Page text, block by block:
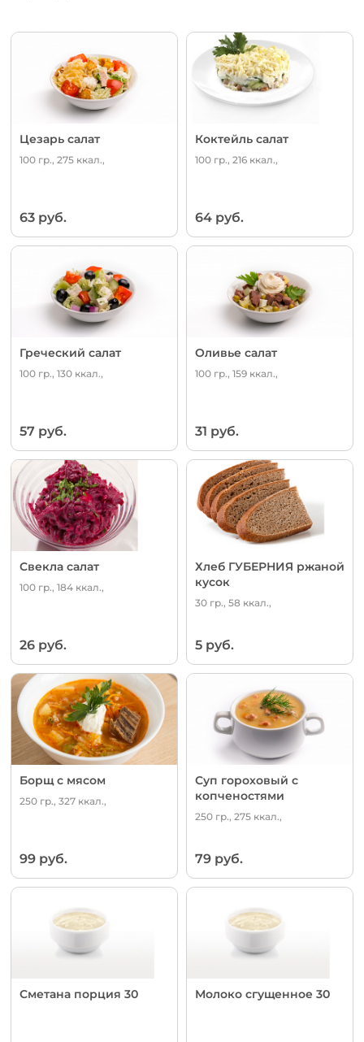
Цезарь салат
100 гр., 275 ккал.,
63 руб.
Коктейль салат
100 гр., 216 ккал.,
64 руб.
Греческий салат
100 гр., 130 ккал.,
57 руб.
Оливье салат
100 гр., 159 ккал.,
31 руб.
Свекла салат
100 гр., 184 ккал.,
26 руб.
Хлеб ГУБЕРНИЯ ржаной
кусок
30 гр., 58 ккал.,
5 руб.
Борщ с мясом
250 гр., 327 ккал.,
99 руб.
Суп гороховый с
копченостями
250 гр., 275 ккал.,
79 руб.
Сметана порция 30 Молоко сгущенное 30